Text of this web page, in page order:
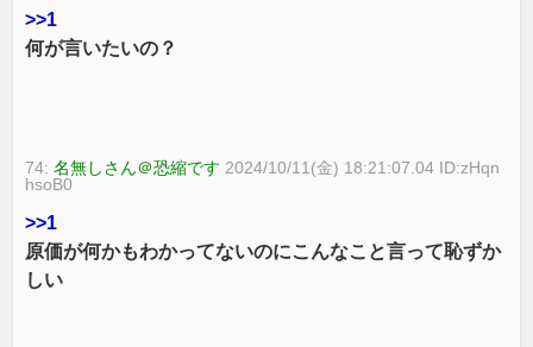
>>1
何が言いたいの？
74:名無しさん＠恐縮です 2024/10/11(金) 18:21:07.04 ID:zHqn
hsoB0
>>1
原価が何かもわかってないのにこんなこと言って恥ずか
しい